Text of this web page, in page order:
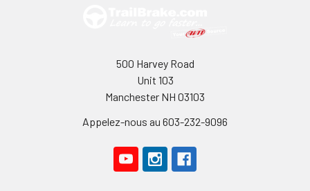
500 Harvey Road
Unit 103
Manchester NH 03103
Appelez-nous au 603-232-9096